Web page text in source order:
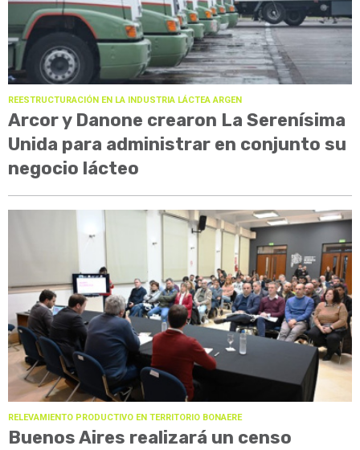
REESTRUCTURACIÓN EN LA INDUSTRIA LÁCTEA ARGEN
Arcor y Danone crearon La Serenísima
Unida para administrar en conjunto su
negocio lácteo
RELEVAMIENTO PRODUCTIVO EN TERRITORIO BONAERE
Buenos Aires realizará un censo